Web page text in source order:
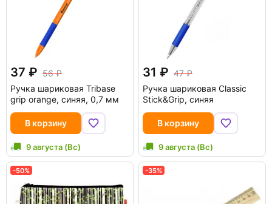
37
56
Ручка шариковая Tribase
grip orange, синяя, 0,7 мм
В корзину
9 августа (Вс)
31
47
Ручка шариковая Classic
Stick&Grip, синяя
В корзину
9 августа (Вс)
-50% -35%